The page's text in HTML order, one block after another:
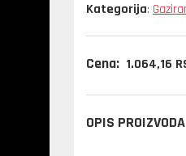
Kategorija:
Cena: 1.064,16
OPIS PROIZVODA